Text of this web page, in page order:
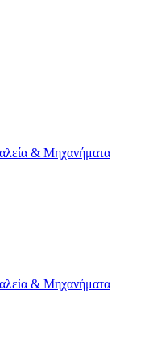
& Μηχανήματα
& Μηχανήματα